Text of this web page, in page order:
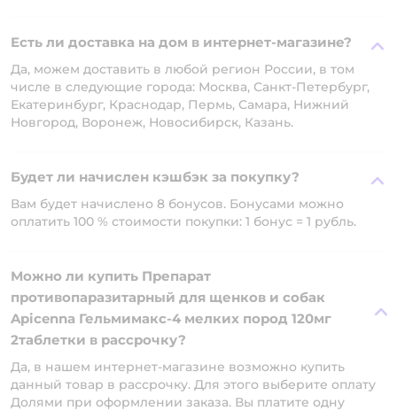
Есть ли доставка на дом в интернет-магазине?
Да, можем доставить в любой регион России, в том
числе в следующие города: Москва, Санкт-Петербург,
Екатеринбург, Краснодар, Пермь, Самара, Нижний
Новгород, Воронеж, Новосибирск, Казань.
Будет ли начислен кэшбэк за покупку?
Вам будет начислено 8 бонусов. Бонусами можно
оплатить 100 % стоимости покупки: 1 бонус = 1 рубль.
Можно ли купить Препарат
противопаразитарный для щенков и собак
Apicenna Гельмимакс-4 мелких пород 120мг
2таблетки в рассрочку?
Да, в нашем интернет-магазине возможно купить
данный товар в рассрочку. Для этого выберите оплату
Долями при оформлении заказа. Вы платите одну